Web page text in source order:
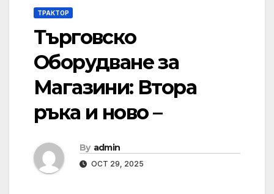
ТРАКТОР
Търговско
Оборудване за
Магазини: Втора
ръка и ново –
By admin
OCT 29, 2025